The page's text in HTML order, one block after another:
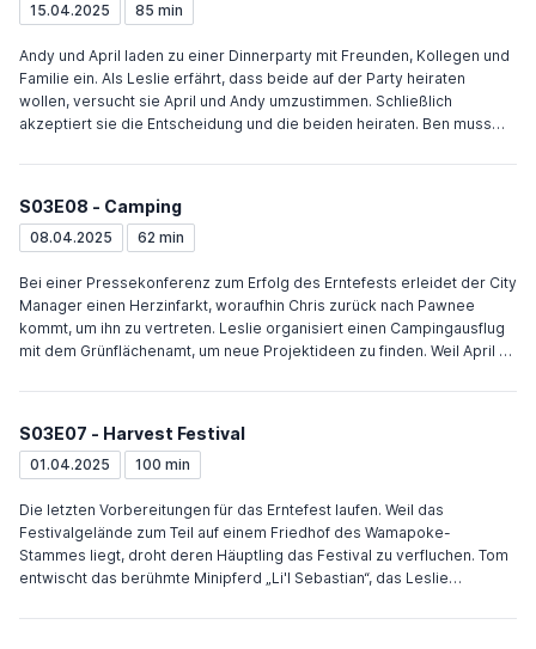
Leslie lädt ihn zum Essen ein um den Grund dafür zu finden. Tom zieht
Kuss und erklärt Leslie, dass er keine Beziehungen zwischen seinen
angestellten duldet und dies auch schon Ben erklärt hat. Tom erklärt
Leslie schließlich, dass er 20 Dating-Profile hat und ihr Treffer zum
Nerd-Profil gehört.
15.04.2025 85 min
Andy und April laden zu einer Dinnerparty mit Freunden, Kollegen und
Familie ein. Als Leslie erfährt, dass beide auf der Party heiraten
wollen, versucht sie April und Andy umzustimmen. Schließlich
akzeptiert sie die Entscheidung und die beiden heiraten. Ben muss
neuen Stadt annimmt. Er entscheidet sich dafür, dauerhaft in Pawnee
schick Ann zunächst weg, hilft ihr dann aber, nachdem sie sieht, wie
ungeschickt sich Ann in den Gesprächen anstellt.
S03E08 - Camping
08.04.2025 62 min
Bei einer Pressekonferenz zum Erfolg des Erntefests erleidet der City
Manager einen Herzinfarkt, woraufhin Chris zurück nach Pawnee
kommt, um ihn zu vertreten. Leslie organisiert einen Campingausflug
mit dem Grünflächenamt, um neue Projektideen zu finden. Weil April es
falschen Ort. Chris kommt vorbeigejoggt und geht mit Ann in ein
zurück. Weil niemand eine gute Idee für das nächste Projekt hat, will
Leslie die Nacht durcharbeiten. Der Rest ist dagegen und will nach
Autobatterie versorgt hat, gehen alle in ein nahegelegenes B&B voller
Katzen. Dort trifft auch Andy ein, um April vor der Langeweile zu
retten. Nachdem Ron Leslie zwingt, mit der Arbeit aufzuhören,
entwickelt sie am nächsten Morgen zahlreiche neue Ideen.
S03E07 - Harvest Festival
01.04.2025 100 min
Die letzten Vorbereitungen für das Erntefest laufen. Weil das
Festivalgelände zum Teil auf einem Friedhof des Wamapoke-
Stammes liegt, droht deren Häuptling das Festival zu verfluchen. Tom
entwischt das berühmte Minipferd „Li'l Sebastian“, das Leslie
zugeschoben. Als durch die Überlastung durch die angereisten